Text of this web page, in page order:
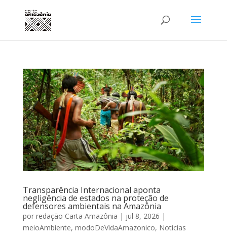
Transparência Internacional aponta
negligência de estados na proteção de
defensores ambientais na Amazônia
por redação Carta Amazônia | jul 8, 2026 |
meioAmbiente, modoDeVidaAmazonico, Noticias